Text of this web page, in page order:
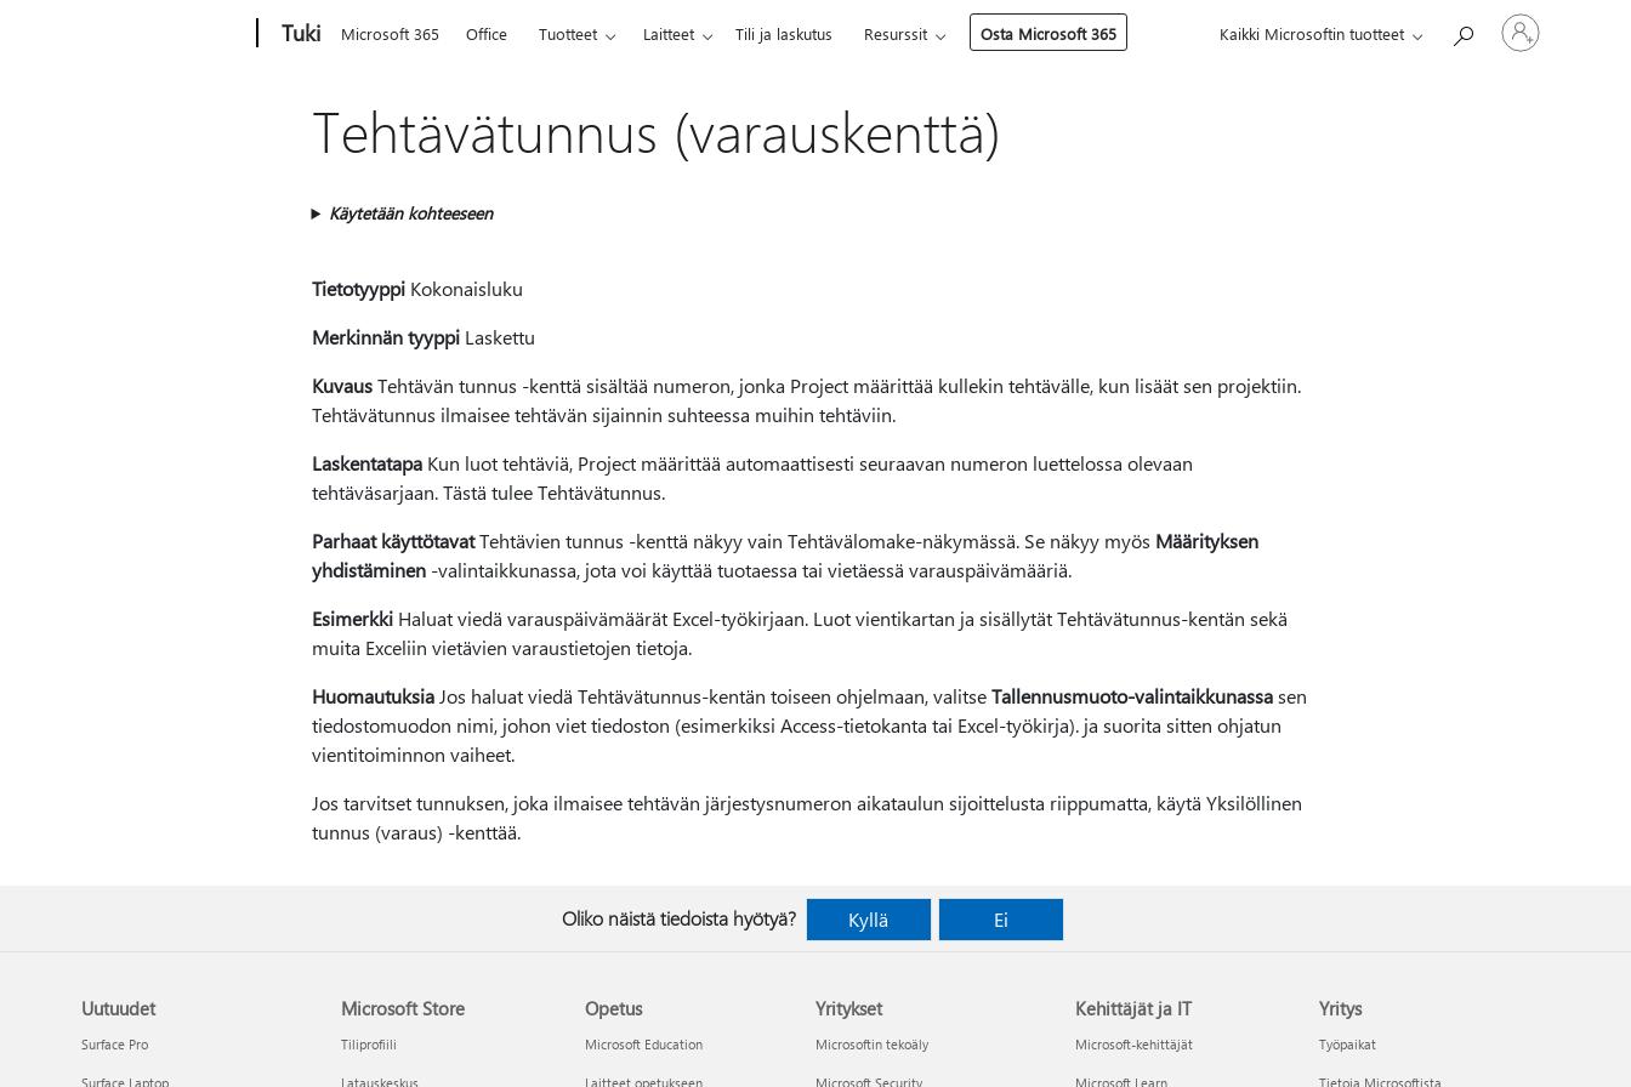
Tuki Microsoft 365 Office Tuotteet Laitteet Tili ja laskutus Resurssit Osta Microsoft 365 Kaikki Microsoftin tuotteet
Kirjaudu
sisään
tilille
Tehtävätunnus (varauskenttä)
Käytetään kohteeseen
TietotyyppiKokonaisluku
Merkinnän tyyppiLaskettu
KuvausTehtävän tunnus -kenttä sisältää numeron, jonka Project määrittää kullekin tehtävälle, kun lisäät sen projektiin.
Tehtävätunnus ilmaisee tehtävän sijainnin suhteessa muihin tehtäviin.
LaskentatapaKun luot tehtäviä, Project määrittää automaattisesti seuraavan numeron luettelossa olevaan
tehtäväsarjaan. Tästä tulee Tehtävätunnus.
Parhaat käyttötavatTehtävien tunnus -kenttä näkyy vain Tehtävälomake-näkymässä. Se näkyy myös Määrityksen
yhdistäminen-valintaikkunassa, jota voi käyttää tuotaessa tai vietäessä varauspäivämääriä.
EsimerkkiHaluat viedä varauspäivämäärät Excel-työkirjaan. Luot vientikartan ja sisällytät Tehtävätunnus-kentän sekä
muita Exceliin vietävien varaustietojen tietoja.
HuomautuksiaJos haluat viedä Tehtävätunnus-kentän toiseen ohjelmaan, valitseTallennusmuoto-valintaikkunassasen
tiedostomuodon nimi, johon viet tiedoston (esimerkiksi Access-tietokanta tai Excel-työkirja). ja suorita sitten ohjatun
vientitoiminnon vaiheet.
Jos tarvitset tunnuksen, joka ilmaisee tehtävän järjestysnumeron aikataulun sijoittelusta riippumatta, käytä Yksilöllinen
tunnus (varaus) -kenttää.
Oliko näistä tiedoista hyötyä? Kyllä Ei
Uutuudet
Surface Pro
Surface Laptop
Microsoft Store
Tiliprofiili
Latauskeskus
Opetus
Microsoft Education
Laitteet opetukseen
Yritykset
Microsoftin tekoäly
Microsoft Security
Kehittäjät ja IT
Microsoft-kehittäjät
Microsoft Learn
Yritys
Työpaikat
Tietoja Microsoftista